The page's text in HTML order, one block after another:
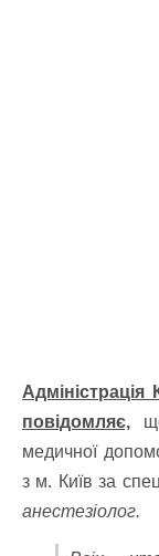
повідомляє,
медичної
з м. Київ за
анестезіолог.